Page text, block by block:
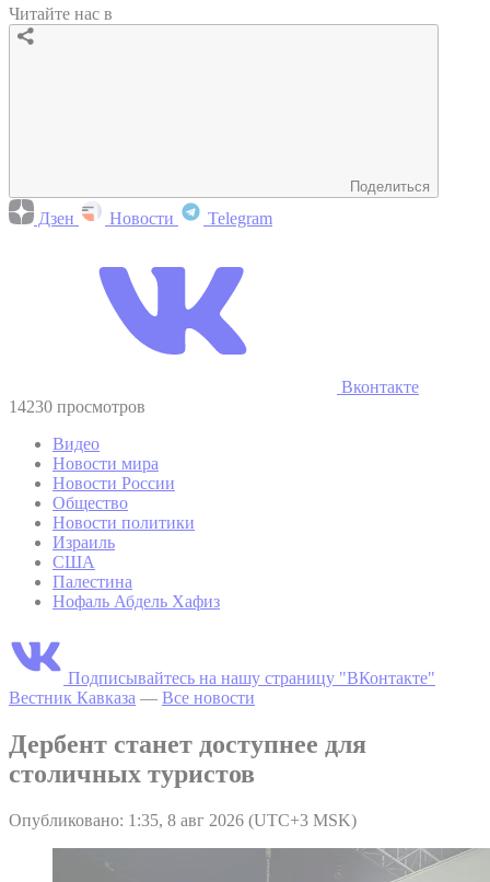
Читайте нас в
Поделиться
Дзен Новости Telegram
Вконтакте
14230 просмотров
Видео
Новости мира
Новости России
Общество
Новости политики
Израиль
США
Палестина
Нофаль Абдель Хафиз
Подписывайтесь на нашу страницу "ВКонтакте"
Вестник Кавказа — Все новости
Дербент станет доступнее для
столичных туристов
Опубликовано: 1:35, 8 авг 2026 (UTC+3 MSK)